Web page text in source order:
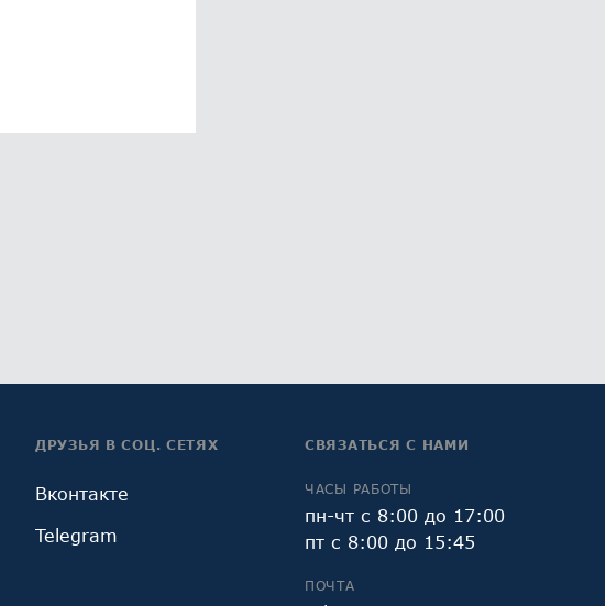
ДРУЗЬЯ В СОЦ. СЕТЯХ
Вконтакте
Telegram
СВЯЗАТЬСЯ С НАМИ
ЧАСЫ РАБОТЫ
пн-чт с 8:00 до 17:00
пт с 8:00 до 15:45
ПОЧТА